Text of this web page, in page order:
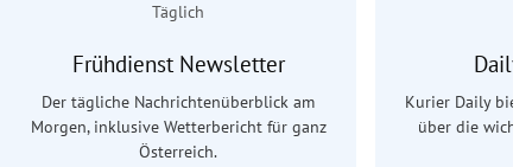
Täglich
Frühdienst Newsletter
Der tägliche Nachrichtenüberblick am
Morgen, inklusive Wetterbericht für ganz
Österreich.
Daily
Kurier Daily
über die